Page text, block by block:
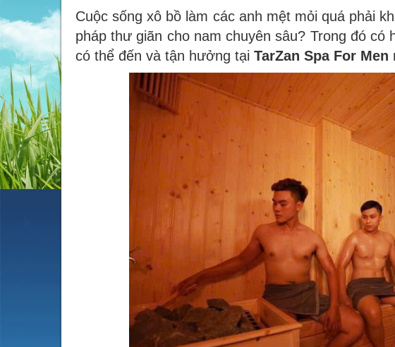
Cuộc sống xô bồ làm các anh mệt mỏi quá phải
pháp thư giãn cho nam chuyên sâu? Trong đó
có thể đến và tận hưởng tại TarZan Spa For Men